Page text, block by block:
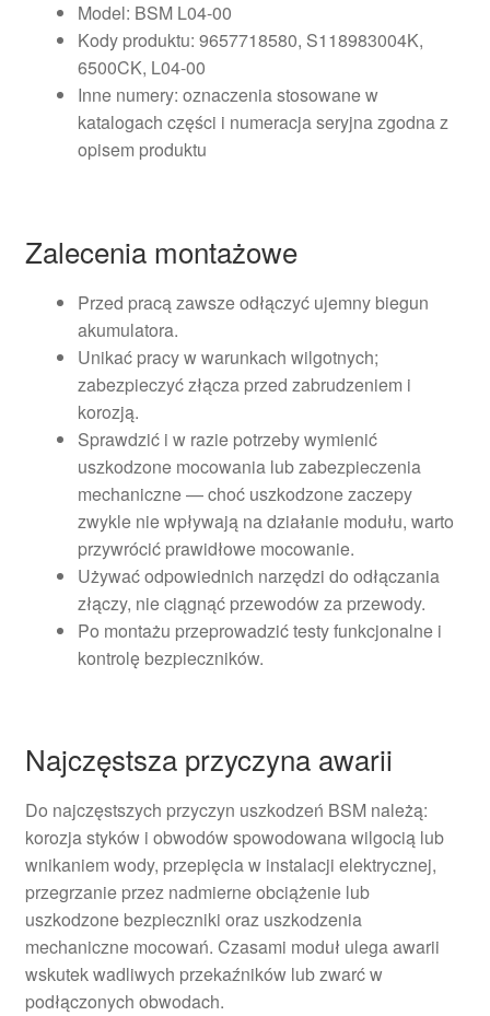
Model: BSM L04-00
Kody produktu: 9657718580, S118983004K,
6500CK, L04-00
Inne numery: oznaczenia stosowane w
katalogach części i numeracja seryjna zgodna z
opisem produktu
Zalecenia montażowe
Przed pracą zawsze odłączyć ujemny biegun
akumulatora.
Unikać pracy w warunkach wilgotnych;
zabezpieczyć złącza przed zabrudzeniem i
korozją.
Sprawdzić i w razie potrzeby wymienić
uszkodzone mocowania lub zabezpieczenia
mechaniczne — choć uszkodzone zaczepy
zwykle nie wpływają na działanie modułu, warto
przywrócić prawidłowe mocowanie.
Używać odpowiednich narzędzi do odłączania
złączy, nie ciągnąć przewodów za przewody.
Po montażu przeprowadzić testy funkcjonalne i
kontrolę bezpieczników.
Najczęstsza przyczyna awarii
Do najczęstszych przyczyn uszkodzeń BSM należą:
korozja styków i obwodów spowodowana wilgocią lub
wnikaniem wody, przepięcia w instalacji elektrycznej,
przegrzanie przez nadmierne obciążenie lub
uszkodzone bezpieczniki oraz uszkodzenia
mechaniczne mocowań. Czasami moduł ulega awarii
wskutek wadliwych przekaźników lub zwarć w
podłączonych obwodach.